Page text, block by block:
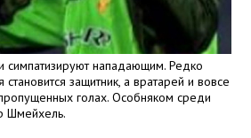
симпатизируют нападающим. Редко
защитник, а вратарей и вовсе
голах. Особняком среди
Шмейхель.